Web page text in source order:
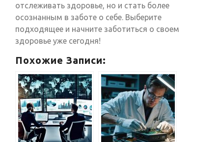
отслеживать здоровье, но и стать более
осознанным в заботе о себе. Выберите
подходящее и начните заботиться о своем
здоровье уже сегодня!
Похожие Записи: